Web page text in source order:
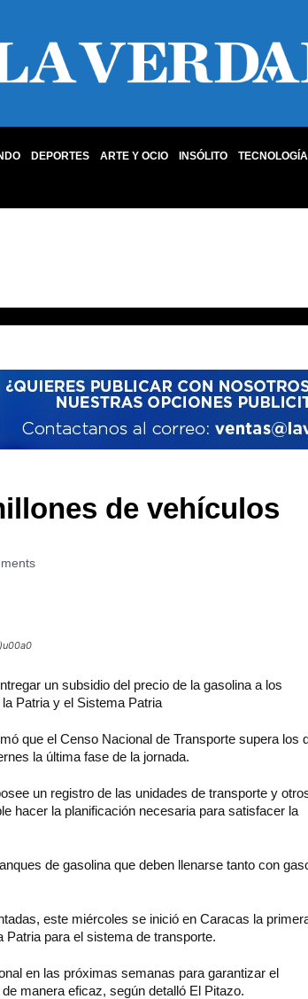
DEPORTES ARTE Y OCIO INSÓLITO TECNOLOGÍA
de vehículos
un subsidio del precio de la gasolina a los
Patria y el Sistema Patria
que el Censo Nacional de Transporte supera los
la última fase de la jornada.
un registro de las unidades de transporte y
hacer la planificación necesaria para satisfacer la
de gasolina que deben llenarse tanto con
este miércoles se inició en Caracas la
para el sistema de transporte.
en las próximas semanas para garantizar el
manera eficaz, según detalló El Pitazo.